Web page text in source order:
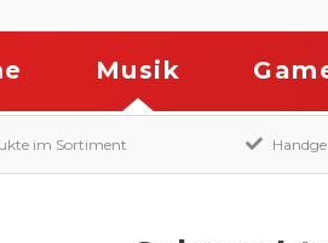
Musik
im Sortiment